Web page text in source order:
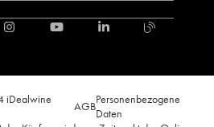
iDealwine
AGBPersonenbezogene
Daten